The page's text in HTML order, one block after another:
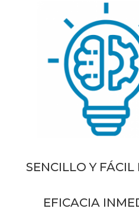
SENCILLO Y FÁCIL
EFICACIA